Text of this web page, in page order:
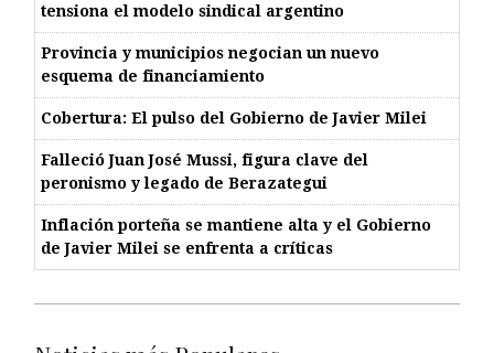
tensiona el modelo sindical argentino
Provincia y municipios negocian un nuevo
esquema de financiamiento
Cobertura: El pulso del Gobierno de Javier Milei
Falleció Juan José Mussi, figura clave del
peronismo y legado de Berazategui
Inflación porteña se mantiene alta y el Gobierno
de Javier Milei se enfrenta a críticas